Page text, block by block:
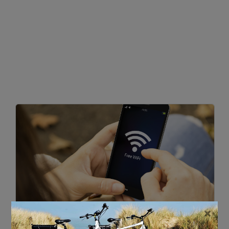
29 SEPTEMBER 2020 •0 REACTIE
×